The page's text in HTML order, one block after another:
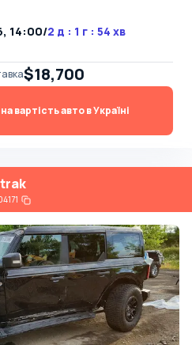
14:00/2 д : 1 г : 54 хв
$18,700
вартість авто в Україні